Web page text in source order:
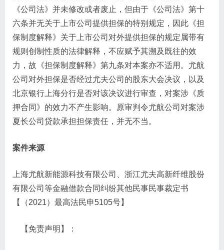
《公司法》并未修改或者废止，但由于《公司法》第十
六条并无关于上市公司提供担保的特别规定，因此《担
保制度解释》关于上市公司对外提供担保的规定属带有
规则创制性质的法律解释，不应赋予其溯及既往的效
力，故《担保制度解释》第九条对本案亦不适用。尤航
公司对外担保是否经过尤夫公司的股东大会决议，以及
北京银行上海分行是否对该决议进行审查，对案涉《质
押合同》的效力不产生影响。原审判令尤航公司对案涉
夏长公司贷款承担担保责任，并无不当。
案件来源
上海尤航新能源科技有限公司、浙江尤夫高新纤维股份
有限公司等金融借款合同纠纷其他民事民事裁定书
【（2021）最高法民申5105号】
【免责声明】：